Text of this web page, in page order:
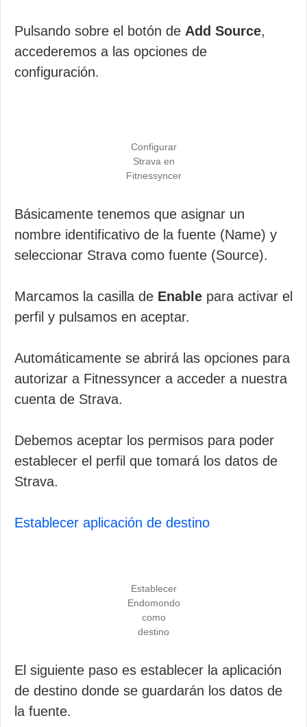
Pulsando sobre el botón de Add Source,
accederemos a las opciones de
configuración.
Configurar
Strava en
Fitnessyncer
Básicamente tenemos que asignar un
nombre identificativo de la fuente (Name) y
seleccionar Strava como fuente (Source).
Marcamos la casilla de Enable para activar el
perfil y pulsamos en aceptar.
Automáticamente se abrirá las opciones para
autorizar a Fitnessyncer a acceder a nuestra
cuenta de Strava.
Debemos aceptar los permisos para poder
establecer el perfil que tomará los datos de
Strava.
Establecer aplicación de destino
Establecer
Endomondo
como
destino
El siguiente paso es establecer la aplicación
de destino donde se guardarán los datos de
la fuente.